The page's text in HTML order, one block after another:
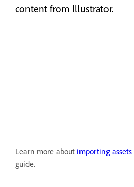
content from Illustrator.
Learn more about importing assets
guide.